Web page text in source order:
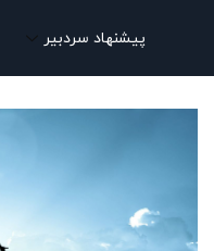
پیشنهاد سردبیر